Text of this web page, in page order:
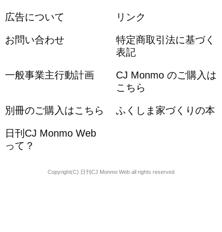
広告について リンク
お問い合わせ
特定商取引法に基づく
表記
一般事業主行動計画
CJ Monmo のご購入は
こちら
別冊のご購入はこちら ふくしま家づくりの本
日刊CJ Monmo Web
って？
Copyright(C) 日刊CJ Monmo Web all rights reserved